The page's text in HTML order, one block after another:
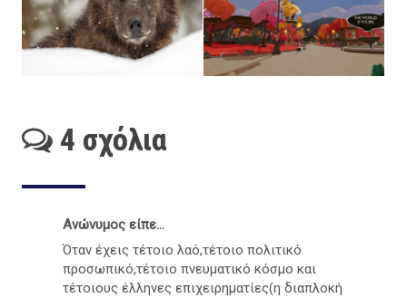
4 σχόλια
Ανώνυμος είπε...
Όταν έχεις τέτοιο λαό,τέτοιο πολιτικό
προσωπικό,τέτοιο πνευματικό κόσμο και
τέτοιους έλληνες επιχειρηματίες(η διαπλοκή